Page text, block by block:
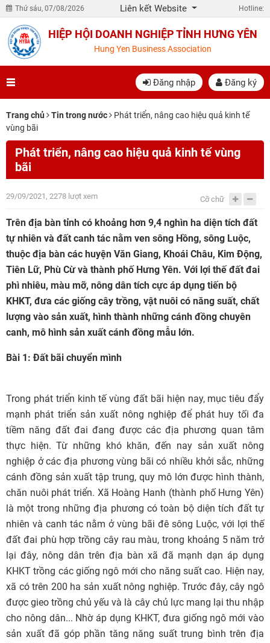
Thứ sáu, 07/08/2026 Liên kết Website Hotline:
HIỆP HỘI DOANH NGHIỆP TỈNH HƯNG YÊN
Hung Yen Business Association
Đăng nhập Đăng ký
Trang chủ Tin trong nước
Phát triển, nâng cao hiệu quả kinh tế
vùng bãi
Phát triển, nâng cao hiệu quả kinh tế vùng
bãi
29/09/2021, 2278 lượt xem Cỡ chữ
Trên địa bàn tỉnh có khoảng hơn 9,4 nghìn ha diện tích đất
tự nhiên và đất canh tác nằm ven sông Hồng, sông Luộc,
thuộc địa bàn các huyện Văn Giang, Khoái Châu, Kim Động,
Tiên Lữ, Phù Cừ và thành phố Hưng Yên. Với lợi thế đất đai
phì nhiêu, màu mỡ, nông dân tích cực áp dụng tiến bộ
KHKT, đưa các giống cây trồng, vật nuôi có năng suất, chất
lượng vào sản xuất, hình thành những cánh đồng chuyên
canh, mô hình sản xuất cánh đồng mẫu lớn.
Bài 1: Đất bãi chuyển mình
Trong phát triển kinh tế vùng đất bãi hiện nay, mục tiêu đẩy
mạnh phát triển sản xuất nông nghiệp để phát huy tối đa
tiềm năng đất đai đang được các địa phương quan tâm
thực hiện. Từ những khó khăn, đến nay sản xuất nông
nghiệp ở các địa phương vùng bãi có nhiều khởi sắc, những
cánh đồng sản xuất tập trung, quy mô lớn được hình thành,
chăn nuôi phát triển. Xã Hoàng Hanh (thành phố Hưng Yên)
là một trong những địa phương có toàn bộ diện tích đất tự
nhiên và canh tác nằm ở vùng bãi đê sông Luộc, với lợi thế
đất đai phù hợp trồng cây rau màu, trong khoảng 5 năm trở
lại đây, nông dân trên địa bàn xã đã mạnh dạn áp dụng
KHKT trồng các giống ngô mới cho năng suất cao. Hiện nay,
xã có trên 200 ha sản xuất nông nghiệp. Trước đây, cây ngô
được gieo trồng chủ yếu và là cây chủ lực mang lại thu nhập
cho nông dân... Nhờ áp dụng KHKT, đưa giống ngô mới vào
sản xuất đã góp phần tăng năng suất trung bình trên địa